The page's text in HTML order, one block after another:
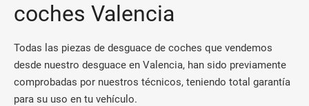
coches Valencia
Todas las piezas de desguace de coches que vendemos
desde nuestro desguace en Valencia, han sido previamente
comprobadas por nuestros técnicos, teniendo total garantía
para su uso en tu vehículo.